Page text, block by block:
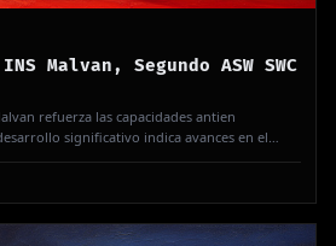
Malvan, Segundo ASW SWC
refuerza las capacidades antien
significativo indica avances en el